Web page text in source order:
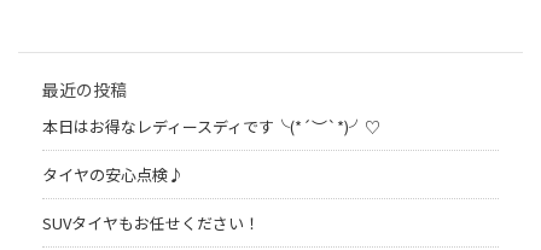
最近の投稿
本日はお得なレディースディです╰(*´︶`*)╯♡
タイヤの安心点検♪
SUVタイヤもお任せください！